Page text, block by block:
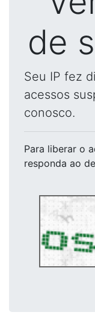
de
Seu IP fez
acessos
conosco.
Para liberar o
responda ao